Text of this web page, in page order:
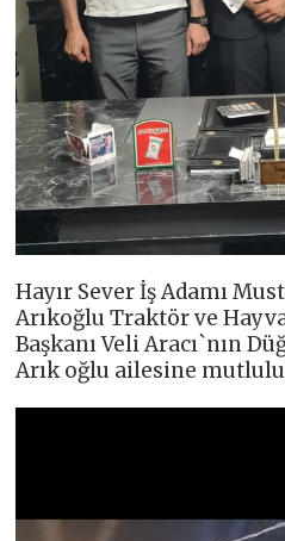
Hayır Sever İş Adamı
Arıkoğlu Traktör ve
Başkanı Veli Aracı`nın
Arık oğlu ailesine